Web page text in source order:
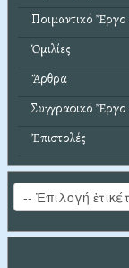
Ποιμαντικό Ἔργο
Ὁμιλίες
Ἄρθρα
Συγγραφικό Ἔργο
Ἐπιστολές